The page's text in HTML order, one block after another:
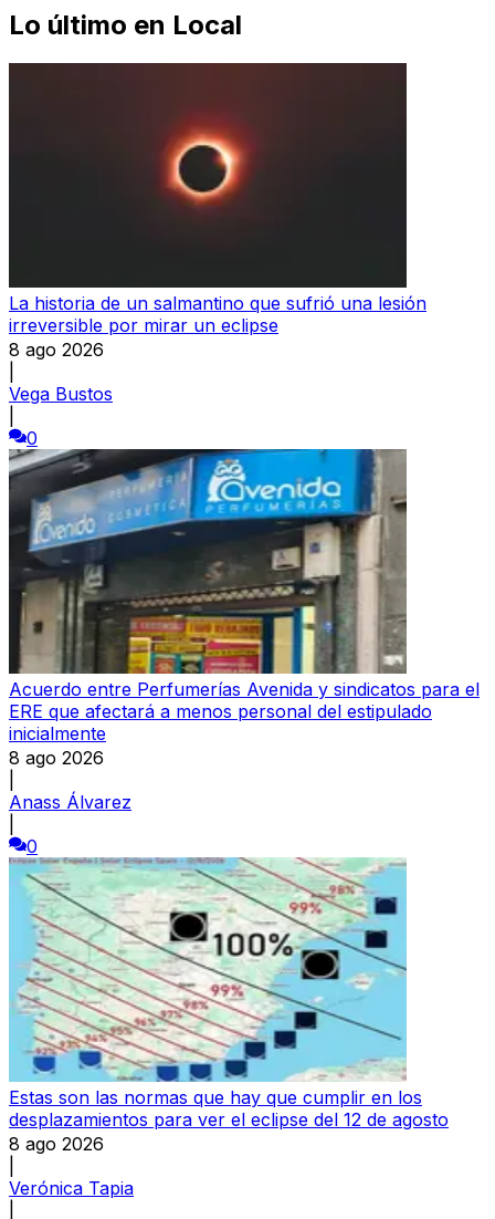
Lo último en Local
La historia de un salmantino que sufrió una lesión
irreversible por mirar un eclipse
8 ago 2026
Vega Bustos
0
Acuerdo entre Perfumerías Avenida y sindicatos para el
ERE que afectará a menos personal del estipulado
inicialmente
8 ago 2026
Anass Álvarez
0
Estas son las normas que hay que cumplir en los
desplazamientos para ver el eclipse del 12 de agosto
8 ago 2026
Verónica Tapia